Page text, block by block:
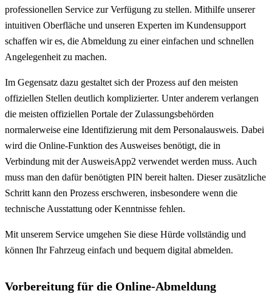
professionellen Service zur Verfügung zu stellen. Mithilfe unserer
intuitiven Oberfläche und unseren Experten im Kundensupport
schaffen wir es, die Abmeldung zu einer einfachen und schnellen
Angelegenheit zu machen.
Im Gegensatz dazu gestaltet sich der Prozess auf den meisten
offiziellen Stellen deutlich komplizierter. Unter anderem verlangen
die meisten offiziellen Portale der Zulassungsbehörden
normalerweise eine Identifizierung mit dem Personalausweis. Dabei
wird die Online-Funktion des Ausweises benötigt, die in
Verbindung mit der AusweisApp2 verwendet werden muss. Auch
muss man den dafür benötigten PIN bereit halten. Dieser zusätzliche
Schritt kann den Prozess erschweren, insbesondere wenn die
technische Ausstattung oder Kenntnisse fehlen.
Mit unserem Service umgehen Sie diese Hürde vollständig und
können Ihr Fahrzeug einfach und bequem digital abmelden.
Vorbereitung für die Online-Abmeldung